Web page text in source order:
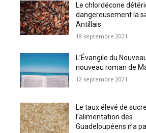
Le chlordécone
dangereusement la
Antillais
18 septembre 2021
L’Évangile du
nouveau roman de
12 septembre 2021
Le taux élevé de
l’alimentation des
Guadeloupéens n’a